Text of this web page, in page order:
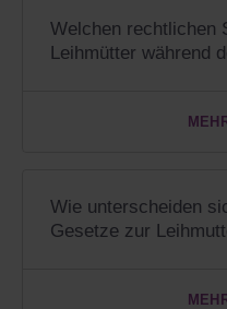
Welchen rechtlichen
Leihmütter während
Wie unterscheiden
Gesetze zur